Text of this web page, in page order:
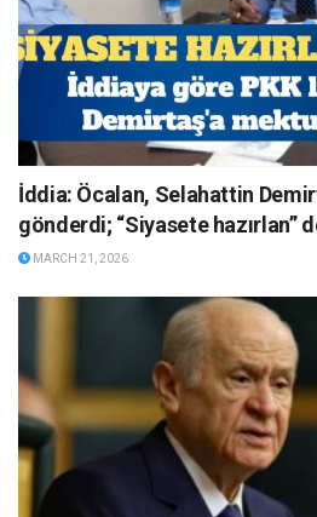
İddia: Öcalan, Selahattin
gönderdi; “Siyasete hazırlan”
MARCH 21, 2026